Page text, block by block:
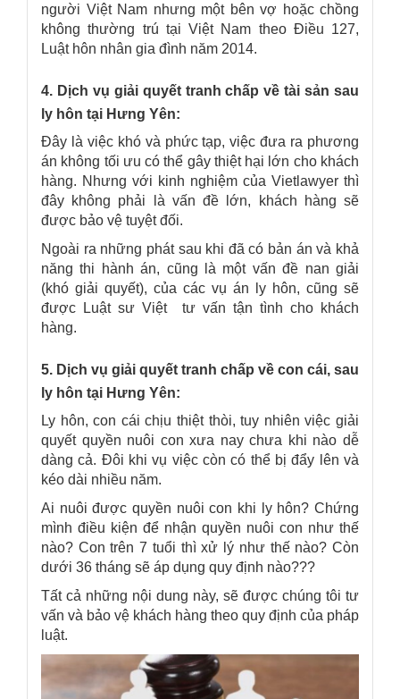
người Việt Nam nhưng một bên vợ hoặc chồng
không thường trú tại Việt Nam theo Điều 127,
Luật hôn nhân gia đình năm 2014.
4. Dịch vụ giải quyết tranh chấp về tài sản sau
ly hôn tại Hưng Yên:
Đây là việc khó và phức tạp, việc đưa ra phương
án không tối ưu có thể gây thiệt hại lớn cho khách
hàng. Nhưng với kinh nghiệm của Vietlawyer thì
đây không phải là vấn đề lớn, khách hàng sẽ
được bảo vệ tuyệt đối.
Ngoài ra những phát sau khi đã có bản án và khả
năng thi hành án, cũng là một vấn đề nan giải
(khó giải quyết), của các vụ án ly hôn, cũng sẽ
được Luật sư Việt tư vấn tận tình cho khách
hàng.
5. Dịch vụ giải quyết tranh chấp về con cái, sau
ly hôn tại Hưng Yên:
Ly hôn, con cái chịu thiệt thòi, tuy nhiên việc giải
quyết quyền nuôi con xưa nay chưa khi nào dễ
dàng cả. Đôi khi vụ việc còn có thể bị đẩy lên và
kéo dài nhiều năm.
Ai nuôi được quyền nuôi con khi ly hôn? Chứng
mình điều kiện để nhận quyền nuôi con như thế
nào? Con trên 7 tuổi thì xử lý như thế nào? Còn
dưới 36 tháng sẽ áp dụng quy định nào???
Tất cả những nội dung này, sẽ được chúng tôi tư
vấn và bảo vệ khách hàng theo quy định của pháp
luật.